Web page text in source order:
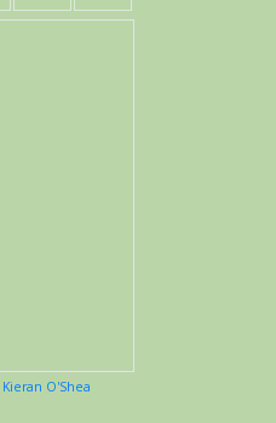
Kieran O'Shea